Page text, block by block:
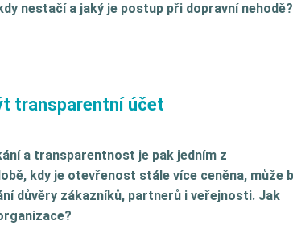
nestačí a jaký je postup při dopravní nehodě?
transparentní účet
a transparentnost je pak jedním z
kdy je otevřenost stále více ceněna, může
důvěry zákazníků, partnerů i veřejnosti. Jak